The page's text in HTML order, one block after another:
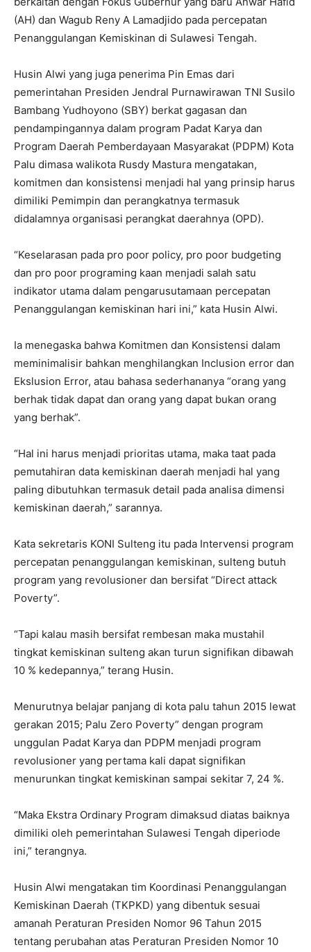
(AH) dan Wagub Reny A Lamadjido pada percepatan
Penanggulangan Kemiskinan di Sulawesi Tengah.
Husin Alwi yang juga penerima Pin Emas dari
pemerintahan Presiden Jendral Purnawirawan TNI Susilo
Bambang Yudhoyono (SBY) berkat gagasan dan
pendampingannya dalam program Padat Karya dan
Program Daerah Pemberdayaan Masyarakat (PDPM) Kota
Palu dimasa walikota Rusdy Mastura mengatakan,
komitmen dan konsistensi menjadi hal yang prinsip harus
dimiliki Pemimpin dan perangkatnya termasuk
didalamnya organisasi perangkat daerahnya (OPD).
“Keselarasan pada pro poor policy, pro poor budgeting
dan pro poor programing kaan menjadi salah satu
indikator utama dalam pengarusutamaan percepatan
Penanggulangan kemiskinan hari ini,” kata Husin Alwi.
Ia menegaska bahwa Komitmen dan Konsistensi dalam
meminimalisir bahkan menghilangkan Inclusion error dan
Ekslusion Error, atau bahasa sederhananya “orang yang
berhak tidak dapat dan orang yang dapat bukan orang
yang berhak”.
“Hal ini harus menjadi prioritas utama, maka taat pada
pemutahiran data kemiskinan daerah menjadi hal yang
paling dibutuhkan termasuk detail pada analisa dimensi
kemiskinan daerah,” sarannya.
Kata sekretaris KONI Sulteng itu pada Intervensi program
percepatan penanggulangan kemiskinan, sulteng butuh
program yang revolusioner dan bersifat “Direct attack
Poverty”.
“Tapi kalau masih bersifat rembesan maka mustahil
tingkat kemiskinan sulteng akan turun signifikan dibawah
10 % kedepannya,” terang Husin.
Menurutnya belajar panjang di kota palu tahun 2015 lewat
gerakan 2015; Palu Zero Poverty” dengan program
unggulan Padat Karya dan PDPM menjadi program
revolusioner yang pertama kali dapat signifikan
menurunkan tingkat kemiskinan sampai sekitar 7, 24 %.
“Maka Ekstra Ordinary Program dimaksud diatas baiknya
dimiliki oleh pemerintahan Sulawesi Tengah diperiode
ini,” terangnya.
Husin Alwi mengatakan tim Koordinasi Penanggulangan
Kemiskinan Daerah (TKPKD) yang dibentuk sesuai
amanah Peraturan Presiden Nomor 96 Tahun 2015
tentang perubahan atas Peraturan Presiden Nomor 10